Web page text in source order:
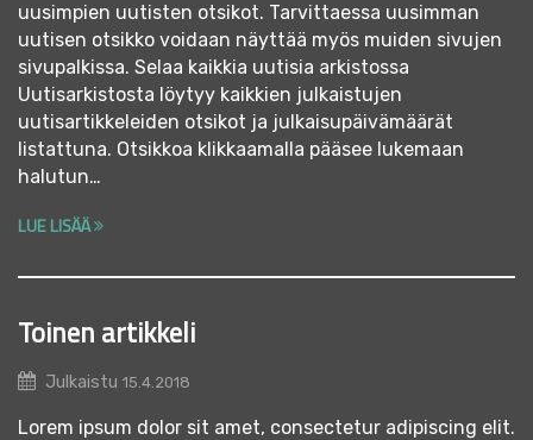
uusimpien uutisten otsikot. Tarvittaessa uusimman
uutisen otsikko voidaan näyttää myös muiden sivujen
sivupalkissa. Selaa kaikkia uutisia arkistossa
Uutisarkistosta löytyy kaikkien julkaistujen
uutisartikkeleiden otsikot ja julkaisupäivämäärät
listattuna. Otsikkoa klikkaamalla pääsee lukemaan
halutun…
LUE LISÄÄ
Toinen artikkeli
Julkaistu 15.4.2018
Lorem ipsum dolor sit amet, consectetur adipiscing elit.